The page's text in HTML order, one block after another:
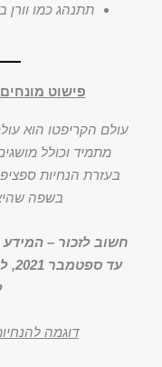
תתנהג כמו
פישוט
עולם הקריפטו הוא
מתמיד וכולל
בשפה
עד
דוגמה